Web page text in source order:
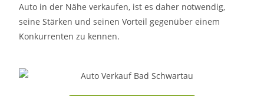
Auto in der Nähe verkaufen, ist es daher notwendig,
seine Stärken und seinen Vorteil gegenüber einem
Konkurrenten zu kennen.